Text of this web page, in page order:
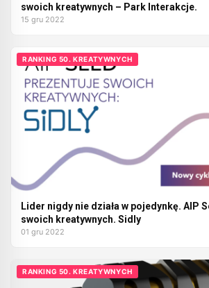
swoich kreatywnych – Park Interakcje.
15 gru 2022
RANKING 50. KREATYWNYCH
Lider nigdy nie działa w pojedynkę. AIP
swoich kreatywnych. Sidly
01 gru 2022
RANKING 50. KREATYWNYCH